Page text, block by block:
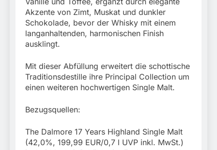
Akzente von Zimt, Muskat und dunkler
Schokolade, bevor der Whisky mit einem
langanhaltenden, harmonischen Finish
ausklingt.
Mit dieser Abfüllung erweitert die schottische
Traditionsdestille ihre Principal Collection um
einen weiteren hochwertigen Single Malt.
Bezugsquellen:
The Dalmore 17 Years Highland Single Malt
(42,0%, 199,99 EUR/0,7 l UVP inkl. MwSt.)